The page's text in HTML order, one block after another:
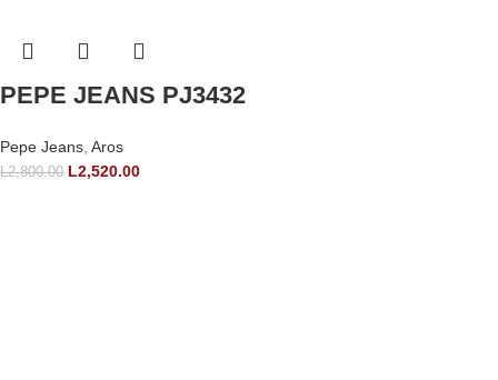
PEPE JEANS PJ3432
Pepe Jeans, Aros
L2,800.00 L2,520.00